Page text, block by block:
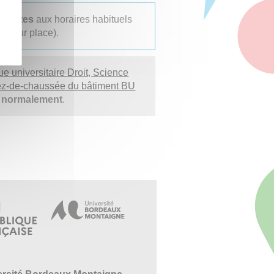
aux horaires habituels
sur place).
universitaire Droit, Science
de-chaussée du bâtiment BU
.